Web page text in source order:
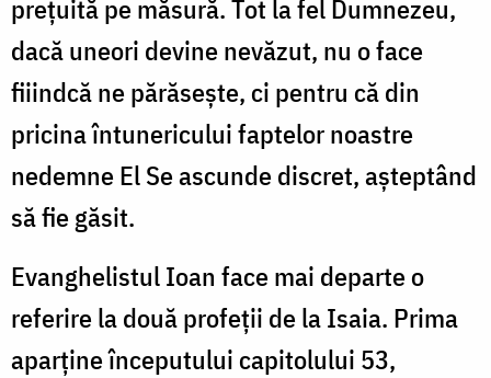
prețuită pe măsură. Tot la fel Dumnezeu,
dacă uneori devine nevăzut, nu o face
fiiindcă ne părăsește, ci pentru că din
pricina întunericului faptelor noastre
nedemne El Se ascunde discret, așteptând
să fie găsit.
Evanghelistul Ioan face mai departe o
referire la două profeții de la Isaia. Prima
aparține începutului capitolului 53,